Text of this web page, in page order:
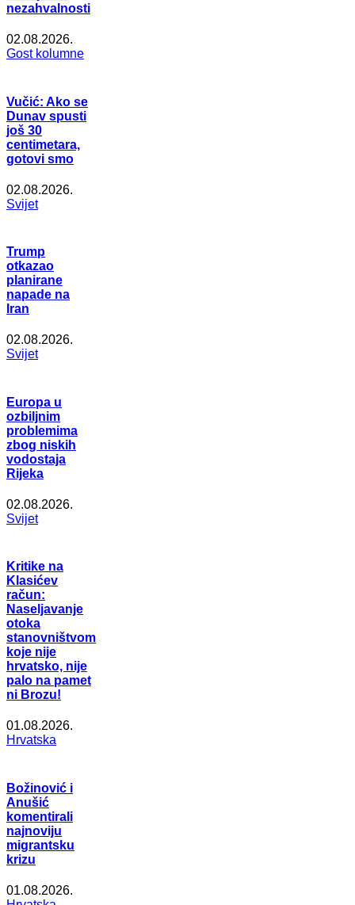
nezahvalnosti
02.08.2026.
Gost kolumne
Vučić: Ako se
Dunav spusti
još 30
centimetara,
gotovi smo
02.08.2026.
Svijet
Trump
otkazao
planirane
napade na
Iran
02.08.2026.
Svijet
Europa u
ozbiljnim
problemima
zbog niskih
vodostaja
Rijeka
02.08.2026.
Svijet
Kritike na
Klasićev
račun:
Naseljavanje
otoka
stanovništvom
koje nije
hrvatsko, nije
palo na pamet
ni Brozu!
01.08.2026.
Hrvatska
Božinović i
Anušić
komentirali
najnoviju
migrantsku
krizu
01.08.2026.